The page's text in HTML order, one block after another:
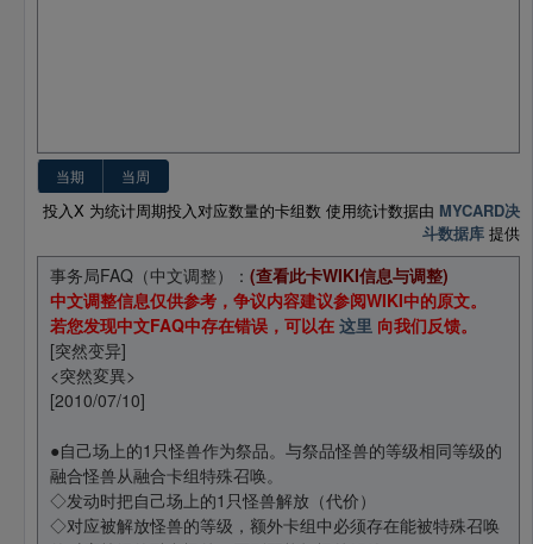
当期 当周
投入X 为统计周期投入对应数量的卡组数 使用统计数据由 MYCARD决
斗数据库 提供
事务局FAQ（中文调整）： (查看此卡WIKI信息与调整)
中文调整信息仅供参考，争议内容建议参阅WIKI中的原文。
若您发现中文FAQ中存在错误，可以在 这里 向我们反馈。
[突然变异]
<突然変異>
[2010/07/10]
●自己场上的1只怪兽作为祭品。与祭品怪兽的等级相同等级的
融合怪兽从融合卡组特殊召唤。
◇发动时把自己场上的1只怪兽解放（代价）
◇对应被解放怪兽的等级，额外卡组中必须存在能被特殊召唤